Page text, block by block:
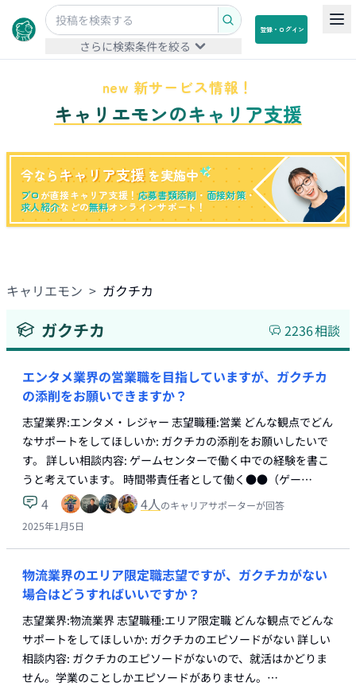
さらに検索条件を絞る
登録・ログイン
new 新サービス情報！
キャリエモンのキャリア支援
今なら キャリア支援 を実施中
プロが直接キャリア支援！応募書類添削 ・ 面接対策・
求人紹介などの無料オンラインサポート！
キャリエモン > ガクチカ
ガクチカ 2236相談
エンタメ業界の営業職を目指していますが、ガクチカ
の添削をお願いできますか？
志望業界:エンタメ・レジャー 志望職種:営業 どんな観点でどん
なサポートをしてほしいか: ガクチカの添削をお願いしたいで
す。 詳しい相談内容: ゲームセンターで働く中での経験を書こ
うと考えています。 時間帯責任者として働く●●（ゲー…
4 4人のキャリアサポーターが回答
2025年1月5日
物流業界のエリア限定職志望ですが、ガクチカがない
場合はどうすればいいですか？
志望業界:物流業界 志望職種:エリア限定職 どんな観点でどんな
サポートをしてほしいか: ガクチカのエピソードがない 詳しい
相談内容: ガクチカのエピソードがないので、就活はかどりま
せん。学業のことしかエピソードがありません。…